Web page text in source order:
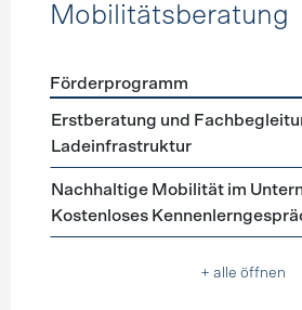
Mobilitätsberatung
Förderprogramme
Förderprogramm
Erstberatung und
Ladeinfrastruktur
Nachhaltige Mobilität im
Kostenloses
+ alle öffnen